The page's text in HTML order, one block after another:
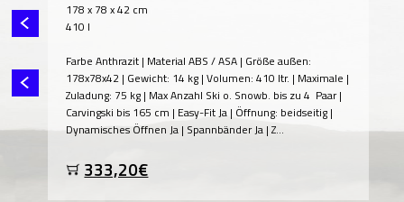
178 x 78 x 42 cm
410 l
Farbe Anthrazit | Material ABS / ASA | Größe außen:
178x78x42 | Gewicht: 14 kg | Volumen: 410 ltr. | Maximale |
Zuladung: 75 kg | Max Anzahl Ski o. Snowb. bis zu 4 Paar |
Carvingski bis 165 cm | Easy-Fit Ja | Öffnung: beidseitig |
Dynamisches Öffnen Ja | Spannbänder Ja | Z...
333,20€